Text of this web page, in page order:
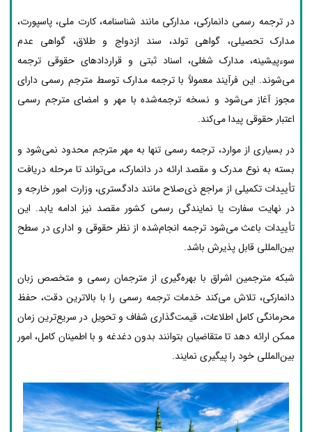
در ترجمه رسمی دانمارکی، مدارکی مانند شناسنامه، کارت ملی، پاسپورت،
مدارک تحصیلی، گواهی تولد، سند ازدواج و طلاق، گواهی عدم
سوءپیشینه، مدارک شغلی، اسناد ثبتی و قراردادهای حقوقی ترجمه
می‌شوند. این فرآیند معمولاً با ترجمه مدارک توسط مترجم رسمی دارای
مجوز آغاز می‌شود و نسخه ترجمه‌شده با مهر و امضای مترجم رسمی
اعتبار حقوقی پیدا می‌کند.
در بسیاری از موارد، ترجمه رسمی تنها به مهر مترجم محدود نمی‌شود و
بسته به نوع مدرک و مقصد ارائه در دانمارک، می‌تواند تا مرحله دریافت
تأییدات تکمیلی از مراجع ذی‌صلاح مانند دادگستری، وزارت امور خارجه و
در نهایت سفارت یا نمایندگی رسمی کشور مقصد نیز ادامه یابد. این
تأییدات باعث می‌شود ترجمه انجام‌شده از نظر حقوقی و اداری در سطح
بین‌المللی قابل پذیرش باشد.
شبکه مترجمین اشراق با بهره‌گیری از مترجمان رسمی و متخصص زبان
دانمارکی، تلاش می‌کند خدمات ترجمه رسمی را با بالاترین دقت، حفظ
محرمانگی کامل اطلاعات، قیمت‌گذاری شفاف و تحویل در سریع‌ترین زمان
ممکن ارائه دهد تا متقاضیان بتوانند بدون دغدغه و با اطمینان کامل، امور
بین‌المللی خود را پیگیری نمایند.